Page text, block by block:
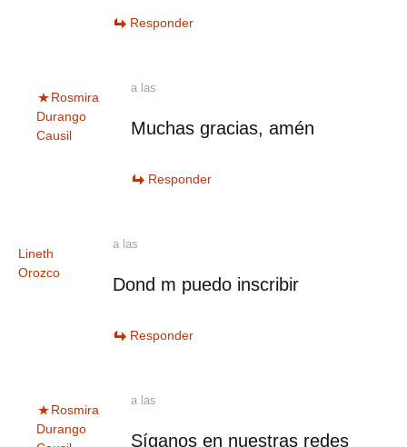
Responder
Rosmira
Durango
Causil
a las
Muchas gracias, amén
Responder
Lineth
Orozco
a las
Dond m puedo inscribir
Responder
Rosmira
Durango
a las
Síganos en nuestras redes